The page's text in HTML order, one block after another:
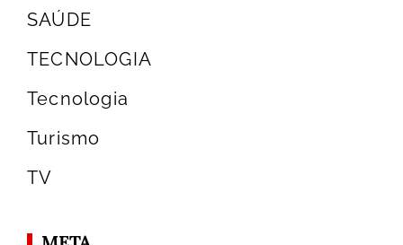
SAÚDE
TECNOLOGIA
Tecnologia
Turismo
TV